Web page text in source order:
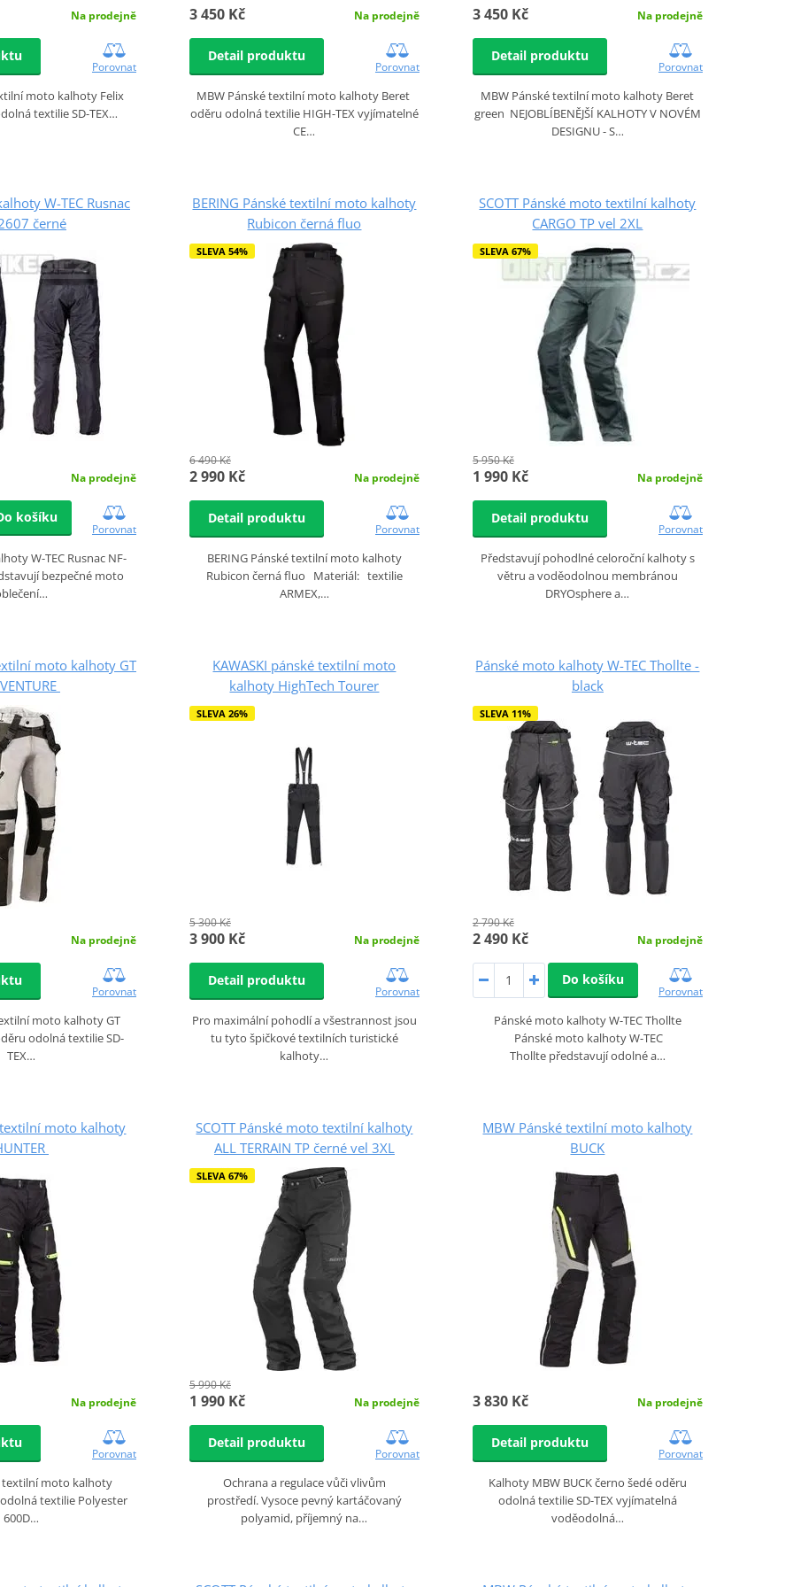
Na prodejně
Porovnat
moto kalhoty Felix
textilie SD-TEX…
3 450 Kč Na prodejně
Detail produktu
Porovnat
MBW Pánské textilní moto kalhoty Beret
oděru odolná textilie HIGH-TEX vyjímatelné
CE…
3 450 Kč Na prodejně
Detail produktu
Porovnat
MBW Pánské textilní moto kalhoty Beret
green NEJOBLÍBENĚJŠÍ KALHOTY V NOVÉM
DESIGNU - S…
W-TEC Rusnac
černé
Na prodejně
košíku
Porovnat
W-TEC Rusnac NF-
bezpečné moto
BERING Pánské textilní moto kalhoty
Rubicon černá fluo
SLEVA 54%
6 490 Kč
2 990 Kč Na prodejně
Detail produktu
Porovnat
BERING Pánské textilní moto kalhoty
Rubicon černá fluo Materiál: textilie
ARMEX,…
SCOTT Pánské moto textilní kalhoty
CARGO TP vel 2XL
SLEVA 67%
5 950 Kč
1 990 Kč Na prodejně
Detail produktu
Porovnat
Představují pohodlné celoroční kalhoty s
větru a voděodolnou membránou
DRYOsphere a…
moto kalhoty GT
Na prodejně
Porovnat
moto kalhoty GT
odolná textilie SD-
TEX…
KAWASKI pánské textilní moto
kalhoty HighTech Tourer
SLEVA 26%
5 300 Kč
3 900 Kč Na prodejně
Detail produktu
Porovnat
Pro maximální pohodlí a všestrannost jsou
tu tyto špičkové textilních turistické
kalhoty…
Pánské moto kalhoty W-TEC Thollte -
black
SLEVA 11%
2 790 Kč
2 490 Kč Na prodejně
Do košíku
Porovnat
Pánské moto kalhoty W-TEC Thollte
Pánské moto kalhoty W-TEC
Thollte představují odolné a…
moto kalhoty
Na prodejně
Porovnat
textilní moto kalhoty
textilie Polyester
600D…
SCOTT Pánské moto textilní kalhoty
ALL TERRAIN TP černé vel 3XL
SLEVA 67%
5 990 Kč
1 990 Kč Na prodejně
Detail produktu
Porovnat
Ochrana a regulace vůči vlivům
prostředí. Vysoce pevný kartáčovaný
polyamid, příjemný na…
MBW Pánské textilní moto kalhoty
BUCK
3 830 Kč Na prodejně
Detail produktu
Porovnat
Kalhoty MBW BUCK černo šedé oděru
odolná textilie SD-TEX vyjímatelná
voděodolná…